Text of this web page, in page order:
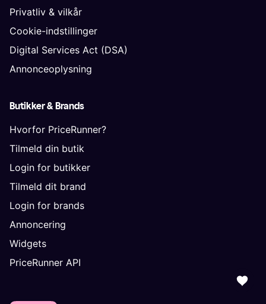
Privatliv & vilkår
Cookie-indstillinger
Digital Services Act (DSA)
Annonceoplysning
Butikker & Brands
Hvorfor PriceRunner?
Tilmeld din butik
Login for butikker
Tilmeld dit brand
Login for brands
Annoncering
Widgets
PriceRunner API